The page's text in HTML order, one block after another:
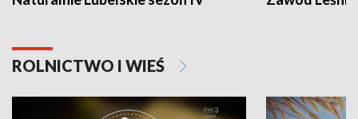
ROLNICTWO I WIEŚ